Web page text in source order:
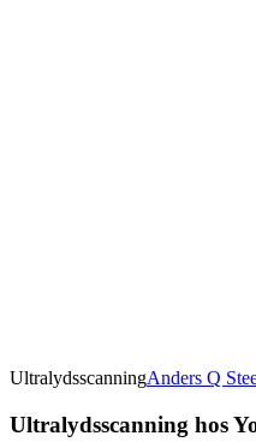
UltralydsscanningAnders Q
Ultralydsscanning hos